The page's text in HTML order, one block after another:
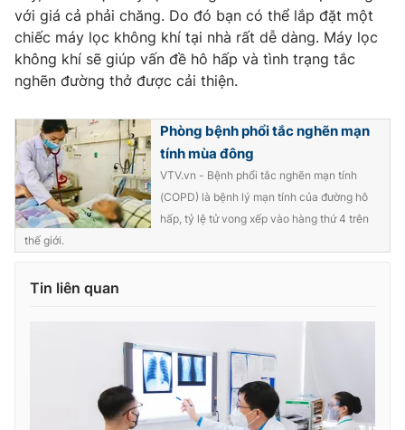
với giá cả phải chăng. Do đó bạn có thể lắp đặt một
chiếc máy lọc không khí tại nhà rất dễ dàng. Máy lọc
không khí sẽ giúp vấn đề hô hấp và tình trạng tắc
nghẽn đường thở được cải thiện.
Phòng bệnh phổi tắc nghẽn mạn
tính mùa đông
VTV.vn - Bệnh phổi tắc nghẽn mạn tính
(COPD) là bệnh lý mạn tính của đường hô
hấp, tỷ lệ tử vong xếp vào hàng thứ 4 trên
thế giới.
Tin liên quan